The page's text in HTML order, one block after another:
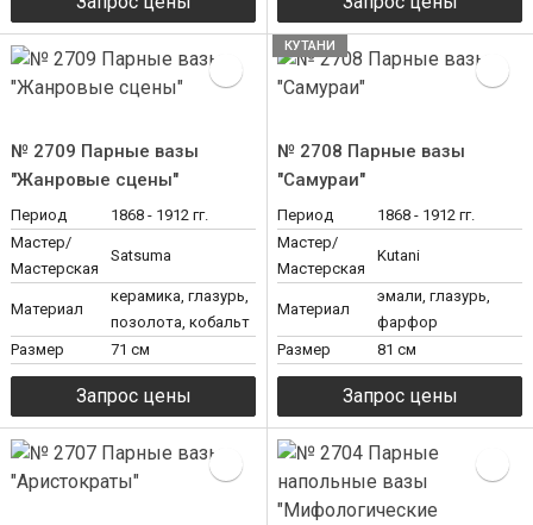
№ 2709 Парные вазы
"Жанровые сцены"
Период
1868 - 1912 гг.
Мастер/
Мастерская
Satsuma
Материал
керамика, глазурь,
позолота, кобальт
Размер
71 см
№ 2708 Парные вазы
"Самураи"
Период
1868 - 1912 гг.
Мастер/
Мастерская
Kutani
Материал
эмали, глазурь,
фарфор
Размер
81 см
КУТАНИ